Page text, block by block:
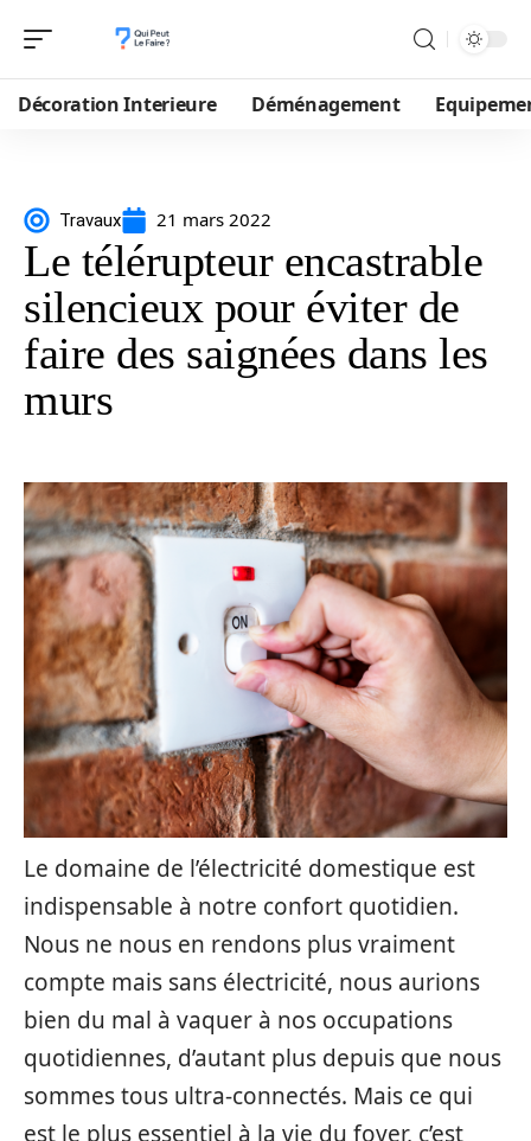
Décoration Interieure Déménagement
Travaux 21 mars 2022
Le télérupteur encastrable
silencieux pour éviter de
faire des saignées dans les
murs
Le domaine de l’électricité domestique est
indispensable à notre confort quotidien.
Nous ne nous en rendons plus vraiment
compte mais sans électricité, nous aurions
bien du mal à vaquer à nos occupations
quotidiennes, d’autant plus depuis que nous
sommes tous ultra-connectés. Mais ce qui
est le plus essentiel à la vie du foyer, c’est